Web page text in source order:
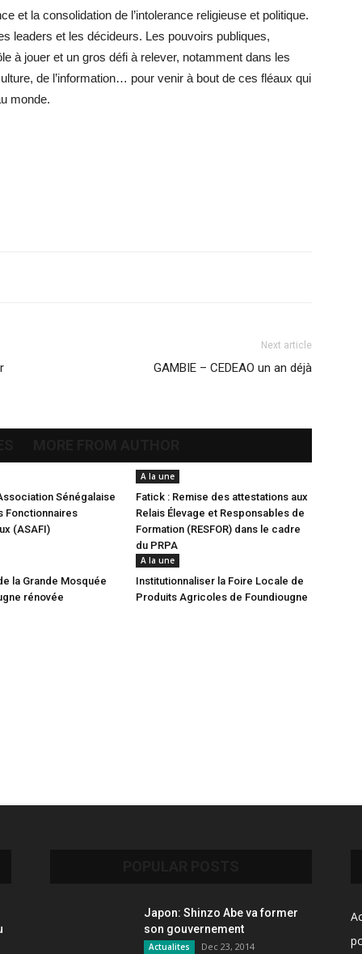
et la consolidation de l’intolerance religieuse et politique.
leaders et les décideurs. Les pouvoirs publiques,
à jouer et un gros défi à relever, notamment dans les
de l’information… pour venir à bout de ces fléaux qui
monde.
Next article
GAMBIE – CEDEAO un an déjà
Sénégalaise
Fonctionnaires
(ASAFI)
A la une
Fatick : Remise des attestations aux
Relais Élevage et Responsables de
Formation (RESFOR) dans le cadre
du PRPA
la Grande Mosquée
rénovée
A la une
Institutionnaliser la Foire Locale de
Produits Agricoles de Foundiougne
Japon: Shinzo Abe va former
son gouvernement
Actualites Dec 23, 2014